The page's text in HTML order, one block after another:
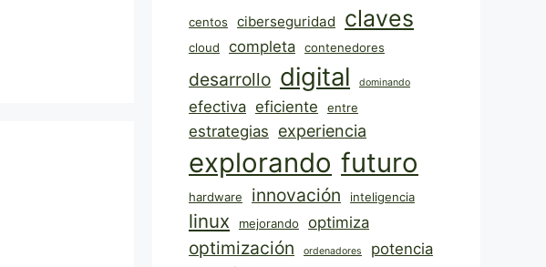
centos ciberseguridad claves
cloud completa contenedores
desarrollo digital dominando
efectiva eficiente entre
estrategias experiencia
explorando futuro
hardware innovación inteligencia
linux mejorando optimiza
optimización ordenadores potencia